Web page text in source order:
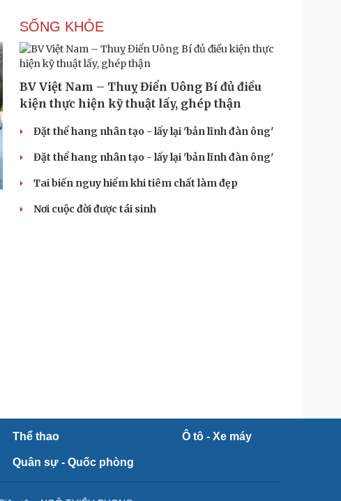
SỐNG KHỎE
BV Việt Nam – Thuỵ Điển Uông Bí đủ điều
kiện thực hiện kỹ thuật lấy, ghép thận
Đặt thể hang nhân tạo - lấy lại 'bản lĩnh đàn ông'
Đặt thể hang nhân tạo - lấy lại 'bản lĩnh đàn ông'
Tai biến nguy hiểm khi tiêm chất làm đẹp
Nơi cuộc đời được tái sinh
Thể thao Ô tô - Xe máy
Quân sự - Quốc phòng